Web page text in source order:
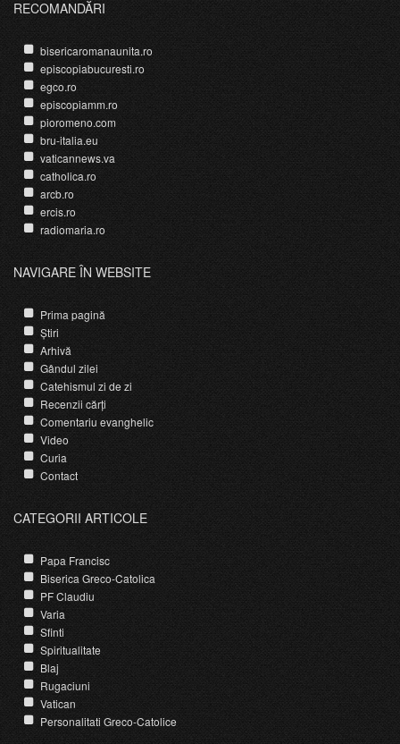
RECOMANDĂRI
bisericaromanaunita.ro
episcopiabucuresti.ro
egco.ro
episcopiamm.ro
pioromeno.com
bru-italia.eu
vaticannews.va
catholica.ro
arcb.ro
ercis.ro
radiomaria.ro
NAVIGARE ÎN WEBSITE
Prima pagină
Știri
Arhivă
Gândul zilei
Catehismul zi de zi
Recenzii cărți
Comentariu evanghelic
Video
Curia
Contact
CATEGORII ARTICOLE
Papa Francisc
Biserica Greco-Catolica
PF Claudiu
Varia
Sfinti
Spiritualitate
Blaj
Rugaciuni
Vatican
Personalitati Greco-Catolice